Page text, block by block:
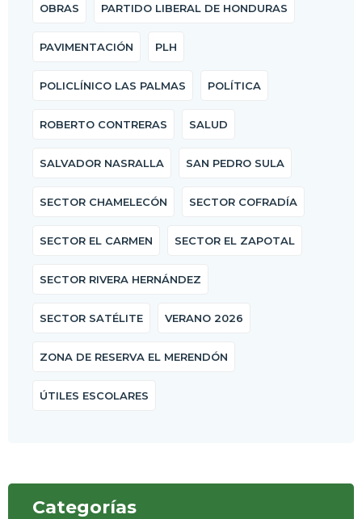
OBRAS PARTIDO LIBERAL DE HONDURAS
PAVIMENTACIÓN PLH
POLICLÍNICO LAS PALMAS POLÍTICA
ROBERTO CONTRERAS SALUD
SALVADOR NASRALLA SAN PEDRO SULA
SECTOR CHAMELECÓN SECTOR COFRADÍA
SECTOR EL CARMEN SECTOR EL ZAPOTAL
SECTOR RIVERA HERNÁNDEZ
SECTOR SATÉLITE VERANO 2026
ZONA DE RESERVA EL MERENDÓN
ÚTILES ESCOLARES
Categorías